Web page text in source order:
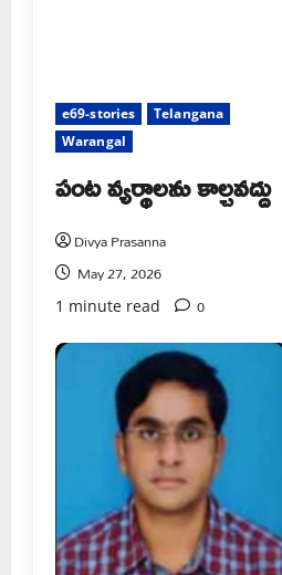
e69-stories
Telangana
Warangal
పంట వ్యర్థాలను కాల్చవద్దు
Divya Prasanna
May 27, 2026
1 minute read 0